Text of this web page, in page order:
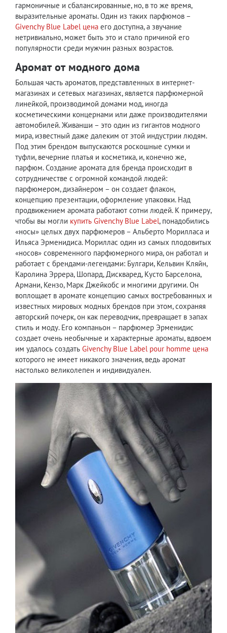
гармоничные и сбалансированные, но, в то же время,
выразительные ароматы. Один из таких парфюмов –
Givenchy Blue Label цена его доступна, а звучание
нетривиально, может быть это и стало причиной его
популярности среди мужчин разных возрастов.
Аромат от модного дома
Большая часть ароматов, представленных в интернет-
магазинах и сетевых магазинах, является парфюмерной
линейкой, производимой домами мод, иногда
косметическими концернами или даже производителями
автомобилей. Живанши – это один из гигантов модного
мира, известный даже далеким от этой индустрии людям.
Под этим брендом выпускаются роскошные сумки и
туфли, вечерние платья и косметика, и, конечно же,
парфюм. Создание аромата для бренда происходит в
сотрудничестве с огромной командой людей:
парфюмером, дизайнером – он создает флакон,
концепцию презентации, оформление упаковки. Над
продвижением аромата работают сотни людей. К примеру,
чтобы вы могли купить Givenchy Blue Label, понадобились
«носы» целых двух парфюмеров – Альберто Морилласа и
Ильяса Эрменидиса. Мориллас один из самых плодовитых
«носов» современного парфюмерного мира, он работал и
работает с брендами-легендами: Булгари, Кельвин Кляйн,
Каролина Эррера, Шопард, Дискваред, Кусто Барселона,
Армани, Кензо, Марк Джейкобс и многими другими. Он
воплощает в аромате концепцию самых востребованных и
известных мировых модных брендов при этом, сохраняя
авторский почерк, он как переводчик, превращает в запах
стиль и моду. Его компаньон – парфюмер Эрменидис
создает очень необычные и характерные ароматы, вдвоем
им удалось создать Givenchy Blue Label pour homme цена
которого не имеет никакого значения, ведь аромат
настолько великолепен и индивидуален.